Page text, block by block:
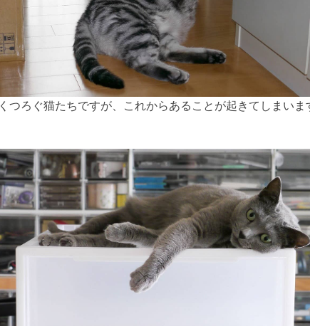
くつろぐ猫たちですが、これからあることが起きてしまいま